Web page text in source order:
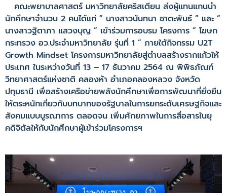
คณะพยาบาลศาสตร์ มหาวิทยาลัยคริสเตียน ส่งผู้แทนแกนนำ
นักศึกษาจำนวน 2 คนได้แก่ ” นางสาวนันทนา ชาตะพันธ์ ” และ ”
นางสาวฐิตาภา แสวงบุญ ” เข้าร่วมการอบรม โครงการ ” โฆษก
กระทรวง อว.ประจำมหาวิทยาลัย รุ่นที่ 1 ” ภายใต้กิจกรรม U2T
Growth Mindset โครงการมหาวิทยาลัยสู่ตำบลสร้างรากแก้วให้
ประเทศ ในระหว่างวันที่ 13 – 17 ธันวาคม 2564 ณ พิพิธภัณฑ์
วิทยาศาสตร์แห่งชาติ คลองห้า อำเภอคลองหลวง จังหวัด
ปทุมธานี เพื่อสร้างเครือข่ายพลังนักศึกษาเพื่อการพัฒนาที่ยั่งยืน
ให้ตระหนักเกี่ยวกับบทบาทของรัฐบาลในการยกระดับเศรษฐกิจและ
สังคมแบบบูรณาการ ตลอดจน เพิ่มศักยภาพในการสื่อสารในยุ
คดิจิตัลให้กับนักศึกษาผู้เข้าร่วมโครงการฯ